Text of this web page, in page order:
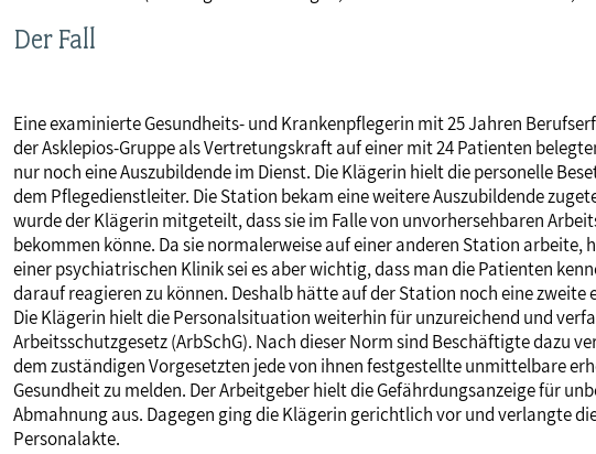
MITBESTIMMUNG
MITGLIEDSCHAFT & SERVICE
Der Fall
Eine examinierte Gesundheits- und Krankenpflegerin mit 25 Jahren
der Asklepios-Gruppe als Vertretungskraft auf einer mit 24 Patienten
nur noch eine Auszubildende im Dienst. Die Klägerin hielt die personelle
dem Pflegedienstleiter. Die Station bekam eine weitere Auszubildende
wurde der Klägerin mitgeteilt, dass sie im Falle von unvorhersehbaren
bekommen könne. Da sie normalerweise auf einer anderen Station arbeite,
einer psychiatrischen Klinik sei es aber wichtig, dass man die Patienten
darauf reagieren zu können. Deshalb hätte auf der Station noch eine
Die Klägerin hielt die Personalsituation weiterhin für unzureichend und
Arbeitsschutzgesetz (ArbSchG). Nach dieser Norm sind Beschäftigte dazu
dem zuständigen Vorgesetzten jede von ihnen festgestellte unmittelbare
Gesundheit zu melden. Der Arbeitgeber hielt die Gefährdungsanzeige für
Abmahnung aus. Dagegen ging die Klägerin gerichtlich vor und verlangte
Personalakte.